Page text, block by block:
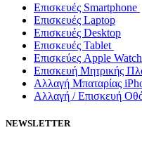
Επισκευές Smartphone
Επισκευές Laptop
Επισκευές Desktop
Επισκευές Tablet
Επισκεύες Apple Watch
Επισκευή Μητρικής
Αλλαγή Μπαταρίας
Αλλαγή / Επισκευή
NEWSLETTER